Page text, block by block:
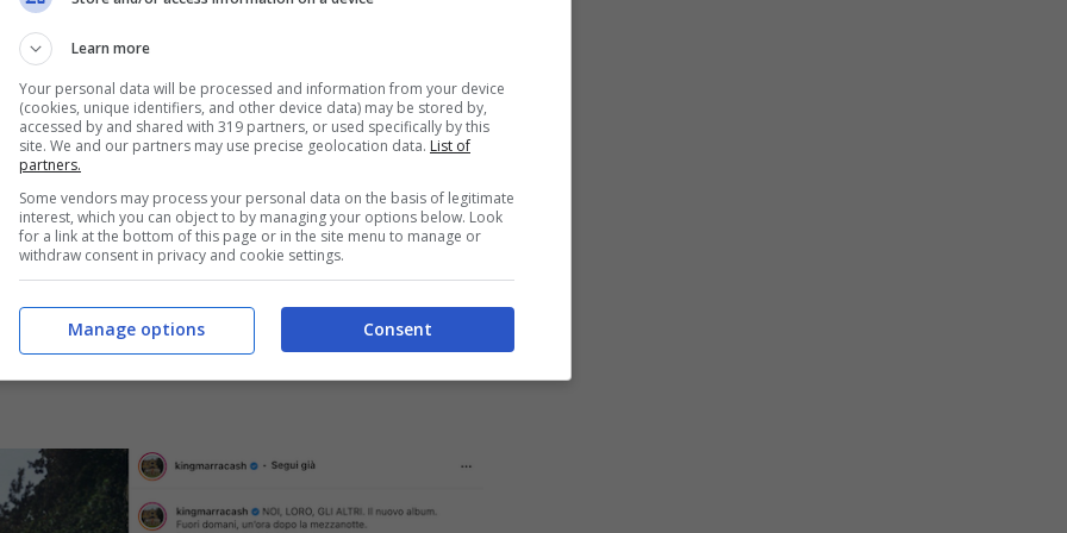
Elodie: legame
Learn more
Your personal data will be processed and information from your device
(cookies, unique identifiers, and other device data) may be stored by,
accessed by and shared with 319 partners, or used specifically by this
site. We and our partners may use precise geolocation data. List of
partners.
Some vendors may process your personal data on the basis of legitimate
interest, which you can object to by managing your options below. Look
for a link at the bottom of this page or in the site menu to manage or
withdraw consent in privacy and cookie settings.
Consent
Manage options